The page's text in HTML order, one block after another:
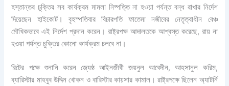
হস্তান্তর চুক্তির সব কার্যক্রম মামলা নিষ্পত্তি না হওয়া পর্যন্ত বন্ধ রাখার নির্দেশ
দিয়েছেন হাইকোর্ট। বৃহস্পতিবার বিচারপতি ফাতেমা নজীবের নেতৃত্বাধীন বেঞ্চ
মৌখিকভাবে এই নির্দেশ প্রদান করেন। রাষ্ট্রপক্ষ আদালতকে আশ্বস্ত করেছে, রায় না
হওয়া পর্যন্ত চুক্তির কোনো কার্যক্রম চলবে না।
রিটের পক্ষে শুনানি করেন জ্যেষ্ঠ আইনজীবী জয়নুল আবেদীন, আহসানুল করিম,
ব্যারিস্টার মাহবুব উদ্দিন খোকন ও বারিস্টার কায়সার কামাল। রাষ্ট্রপক্ষে ছিলেন অ্যাটর্নি